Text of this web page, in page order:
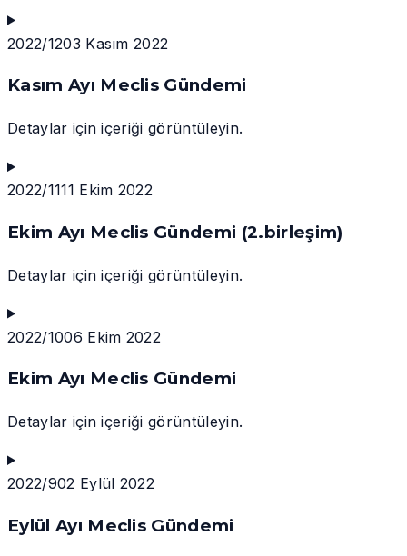
2022/1203 Kasım 2022
Kasım Ayı Meclis Gündemi
Detaylar için içeriği görüntüleyin.
2022/1111 Ekim 2022
Ekim Ayı Meclis Gündemi (2.birleşim)
Detaylar için içeriği görüntüleyin.
2022/1006 Ekim 2022
Ekim Ayı Meclis Gündemi
Detaylar için içeriği görüntüleyin.
2022/902 Eylül 2022
Eylül Ayı Meclis Gündemi